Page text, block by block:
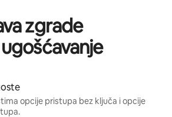
zgrade
opcije pristupa bez ključa i opcije